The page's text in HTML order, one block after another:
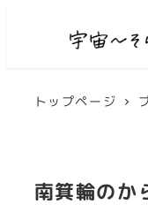
トップページ
南箕輪のか